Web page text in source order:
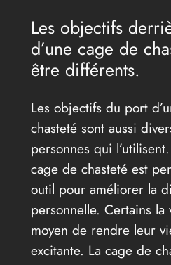
Les objectifs
d’une cage de
être différents.
Les objectifs du port
chasteté sont aussi
personnes qui
cage de chasteté est
outil pour améliorer la
personnelle. Certains la
moyen de rendre leur
excitante. La cage de